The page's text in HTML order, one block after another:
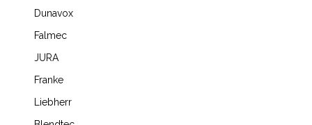
Dunavox
Falmec
JURA
Franke
Liebherr